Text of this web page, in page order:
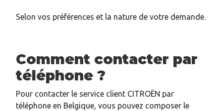
Selon vos préférences et la nature de votre demande.
Comment contacter par
téléphone ?
Pour contacter le service client CITROËN par
téléphone en Belgique, vous pouvez composer le